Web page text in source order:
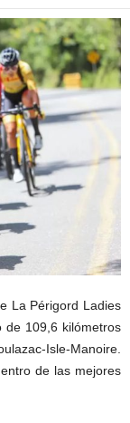
La Périgord Ladies
109,6 kilómetros
Isle-Manoire.
de las mejores